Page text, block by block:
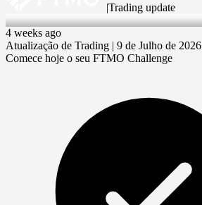
|Trading update
9 Jul 2026
4 weeks ago
Atualização de Trading | 9 de Julho de 2026
Comece hoje o seu FTMO Challenge